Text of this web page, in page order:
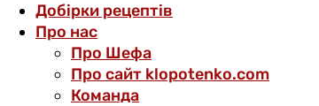
Добірки рецептів
Про нас
Про Шефа
Про сайт klopotenko.com
Команда